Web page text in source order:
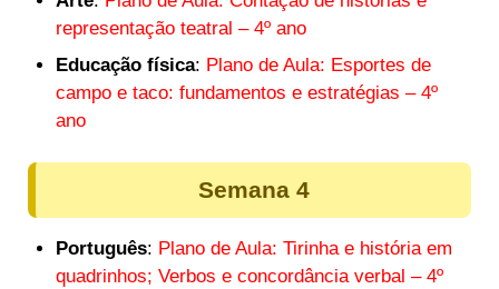
representação teatral – 4º ano
Educação física: Plano de Aula: Esportes de
campo e taco: fundamentos e estratégias – 4º
ano
Semana 4
Português: Plano de Aula: Tirinha e história em
quadrinhos; Verbos e concordância verbal – 4º